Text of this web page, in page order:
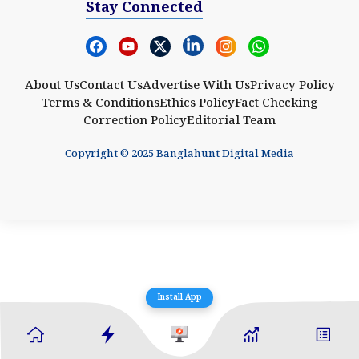
Stay Connected
About UsContact UsAdvertise With UsPrivacy Policy
Terms & ConditionsEthics PolicyFact Checking
Correction PolicyEditorial Team
Copyright © 2025 Banglahunt Digital Media
Install App